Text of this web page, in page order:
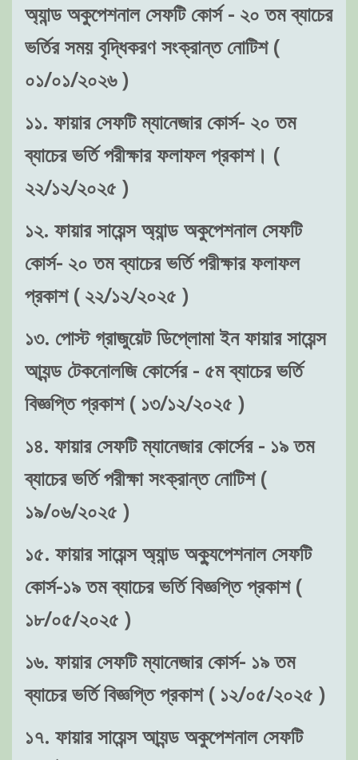
অ্যান্ড অকুপেশনাল সেফটি কোর্স - ২০ তম ব্যাচের
ভর্তির সময় বৃদ্ধিকরণ সংক্রান্ত নোটিশ (
০১/০১/২০২৬ )
১১. ফায়ার সেফটি ম্যানেজার কোর্স- ২০ তম
ব্যাচের ভর্তি পরীক্ষার ফলাফল প্রকাশ। (
২২/১২/২০২৫ )
১২. ফায়ার সায়েন্স অ্যান্ড অকুপেশনাল সেফটি
কোর্স- ২০ তম ব্যাচের ভর্তি পরীক্ষার ফলাফল
প্রকাশ ( ২২/১২/২০২৫ )
১৩. পোস্ট গ্রাজুয়েট ডিপ্লোমা ইন ফায়ার সায়েন্স
আ্যন্ড টেকনোলজি কোর্সের - ৫ম ব্যাচের ভর্তি
বিজ্ঞপ্তি প্রকাশ ( ১৩/১২/২০২৫ )
১৪. ফায়ার সেফটি ম্যানেজার কোর্সের - ১৯ তম
ব্যাচের ভর্তি পরীক্ষা সংক্রান্ত নোটিশ (
১৯/০৬/২০২৫ )
১৫. ফায়ার সায়েন্স অ্যান্ড অক্যুপেশনাল সেফটি
কোর্স-১৯ তম ব্যাচের ভর্তি বিজ্ঞপ্তি প্রকাশ (
১৮/০৫/২০২৫ )
১৬. ফায়ার সেফটি ম্যানেজার কোর্স- ১৯ তম
ব্যাচের ভর্তি বিজ্ঞপ্তি প্রকাশ ( ১২/০৫/২০২৫ )
১৭. ফায়ার সায়েন্স আ্যন্ড অকুপেশনাল সেফটি